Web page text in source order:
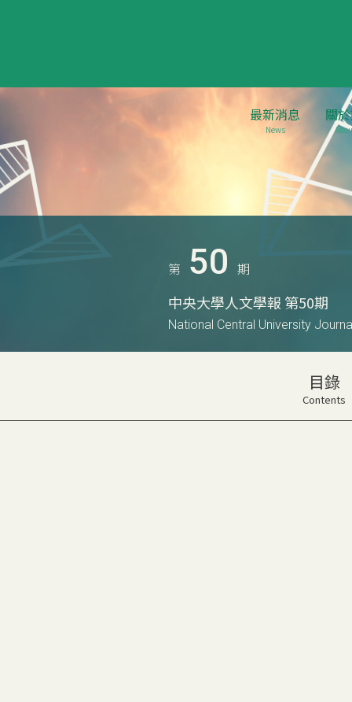
最新消息
News
關
第 50 期
中央大學人文學報 第50期
National Central University
目錄
Contents